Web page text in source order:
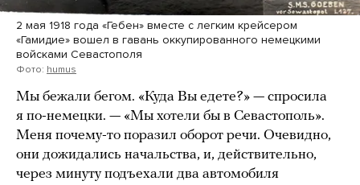
2 мая 1918 года «Гебен» вместе с легким крейсером
«Гамидие» вошел в гавань оккупированного немецкими
войсками Севастополя
Фото: humus
Мы бежали бегом. «Куда Вы едете?» — спросила
я по-немецки. — «Мы хотели бы в Севастополь».
Меня почему-то поразил оборот речи. Очевидно,
они дожидались начальства, и, действительно,
через минуту подъехали два автомобиля